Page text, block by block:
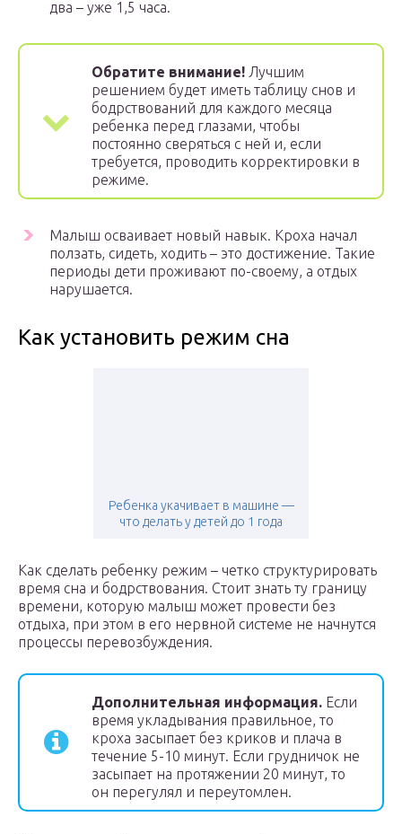
два – уже 1,5 часа.
Обратите внимание! Лучшим
решением будет иметь таблицу снов и
бодрствований для каждого месяца
ребенка перед глазами, чтобы
постоянно сверяться с ней и, если
требуется, проводить корректировки в
режиме.
Малыш осваивает новый навык. Кроха начал
ползать, сидеть, ходить – это достижение. Такие
периоды дети проживают по-своему, а отдых
нарушается.
Как установить режим сна
Ребенка укачивает в машине —
что делать у детей до 1 года
Как сделать ребенку режим – четко структурировать
время сна и бодрствования. Стоит знать ту границу
времени, которую малыш может провести без
отдыха, при этом в его нервной системе не начнутся
процессы перевозбуждения.
Дополнительная информация. Если
время укладывания правильное, то
кроха засыпает без криков и плача в
течение 5-10 минут. Если грудничок не
засыпает на протяжении 20 минут, то
он перегулял и переутомлен.